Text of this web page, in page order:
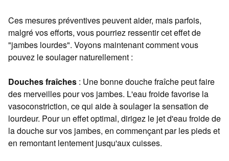
Ces mesures préventives peuvent aider, mais parfois,
malgré vos efforts, vous pourriez ressentir cet effet de
"jambes lourdes". Voyons maintenant comment vous
pouvez le soulager naturellement :
Douches fraîches : Une bonne douche fraîche peut faire
des merveilles pour vos jambes. L'eau froide favorise la
vasoconstriction, ce qui aide à soulager la sensation de
lourdeur. Pour un effet optimal, dirigez le jet d'eau froide de
la douche sur vos jambes, en commençant par les pieds et
en remontant lentement jusqu'aux cuisses.